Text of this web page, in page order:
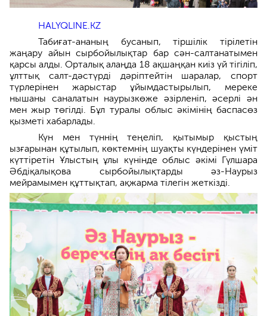
HALYQLINE.KZ
Табиғат-ананың бусанып, тіршілік тірілетін
жаңару айын сырбойылықтар бар сән-салтанатымен
қарсы алды. Орталық алаңда 18 ақшаңқан киіз үй тігіліп,
ұлттық салт-дәстүрді дәріптейтін шаралар, спорт
түрлерінен жарыстар ұйымдастырылып, мереке
нышаны саналатын наурызкөже әзірленіп, әсерлі ән
мен жыр төгілді. Бұл туралы облыс әкімінің баспасөз
қызметі хабарлады.
Күн мен түннің теңеліп, қытымыр қыстың
ызғарынан құтылып, көктемнің шуақты күндерінен үміт
күттіретін Ұлыстың ұлы күнінде облыс әкімі Гүлшара
Әбдіқалықова сырбойылықтарды әз-Наурыз
мейрамымен құттықтап, ақжарма тілегін жеткізді.